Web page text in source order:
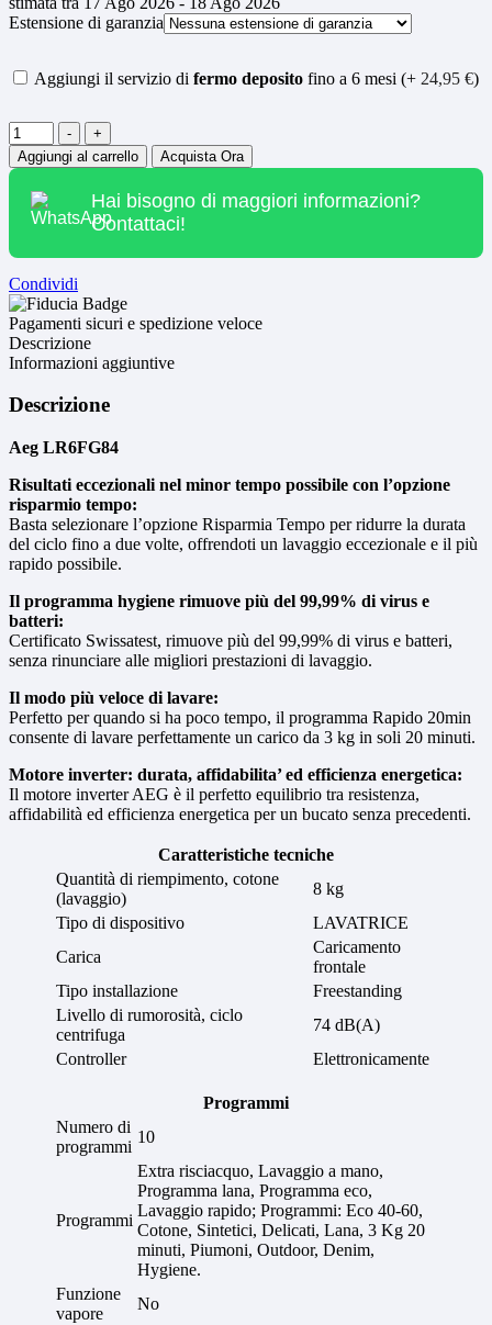
Estensione di garanzia
Aggiungi il servizio di fermo deposito fino a 6 mesi (+ 24,95 €)
Quantità -
+
Aggiungi al carrello
Acquista Ora
Hai bisogno di maggiori informazioni?
Contattaci!
Condividi
Pagamenti sicuri e spedizione veloce
Descrizione
Informazioni aggiuntive
Descrizione
Aeg LR6FG84
Risultati eccezionali nel minor tempo possibile con l’opzione
risparmio tempo:
Basta selezionare l’opzione Risparmia Tempo per ridurre la durata
del ciclo fino a due volte, offrendoti un lavaggio eccezionale e il più
rapido possibile.
Il programma hygiene rimuove più del 99,99% di virus e
batteri:
Certificato Swissatest, rimuove più del 99,99% di virus e batteri,
senza rinunciare alle migliori prestazioni di lavaggio.
Il modo più veloce di lavare:
Perfetto per quando si ha poco tempo, il programma Rapido 20min
consente di lavare perfettamente un carico da 3 kg in soli 20 minuti.
Motore inverter: durata, affidabilita’ ed efficienza energetica:
Il motore inverter AEG è il perfetto equilibrio tra resistenza,
affidabilità ed efficienza energetica per un bucato senza precedenti.
Caratteristiche tecniche
Quantità di riempimento, cotone
(lavaggio)
8 kg
Tipo di dispositivo
LAVATRICE
Carica
Caricamento
frontale
Tipo installazione
Freestanding
Livello di rumorosità, ciclo
centrifuga
74 dB(A)
Controller
Elettronicamente
Programmi
Numero di
programmi
10
Programmi
Extra risciacquo, Lavaggio a mano,
Programma lana, Programma eco,
Lavaggio rapido; Programmi: Eco 40-60,
Cotone, Sintetici, Delicati, Lana, 3 Kg 20
minuti, Piumoni, Outdoor, Denim,
Hygiene.
Funzione
vapore
No